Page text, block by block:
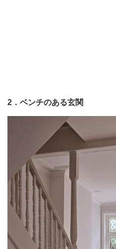
2．ベンチのある玄関